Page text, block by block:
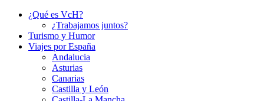
¿Qué es VcH?
¿Trabajamos juntos?
Turismo y Humor
Viajes por España
Andalucia
Asturias
Canarias
Castilla y León